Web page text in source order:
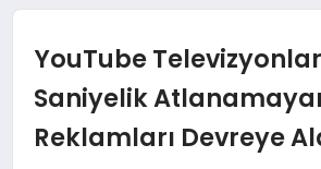
İNCELEMELER
KRIPTO PARALAR
YouTube
Saniyelik
Reklamları Devreye